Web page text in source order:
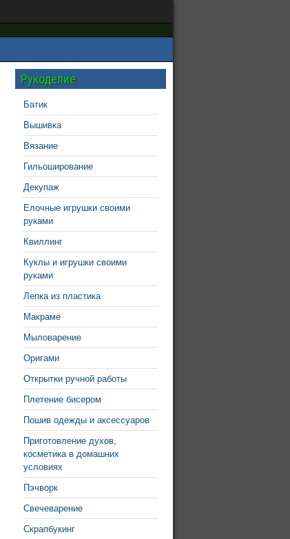
Рукоделие
Батик
Вышивка
Вязание
Гильоширование
Декупаж
Елочные игрушки своими
руками
Квиллинг
Куклы и игрушки своими
руками
Лепка из пластика
Макраме
Мыловарение
Оригами
Открытки ручной работы
Плетение бисером
Пошив одежды и аксессуаров
Приготовление духов,
косметика в домашних
условиях
Пэчворк
Свечеварение
Скрапбукинг